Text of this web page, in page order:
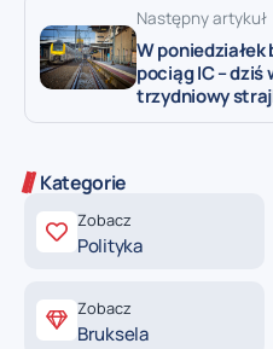
Następny artykuł
W
pociąg IC –
trzydniowy
Kategorie
Zobacz
Polityka
Zobacz
Bruksela